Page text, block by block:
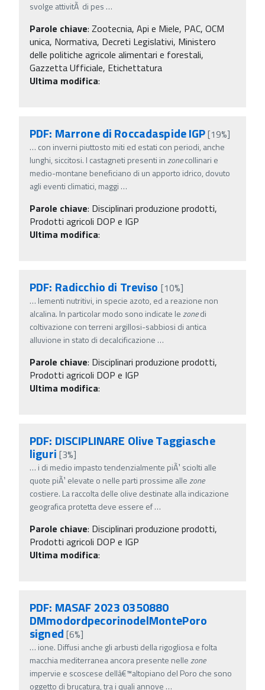
svolge attivitÃ di pes …
Parole chiave: Zootecnia, Api e Miele, PAC, OCM
unica, Normativa, Decreti Legislativi, Ministero
delle politiche agricole alimentari e forestali,
Gazzetta Ufficiale, Etichettatura
Ultima modifica:
PDF: Marrone di Roccadaspide IGP[19%]
… con inverni piuttosto miti ed estati con periodi, anche
lunghi, siccitosi. I castagneti presenti inzonecollinari e
medio-montane beneficiano di un apporto idrico, dovuto
agli eventi climatici, maggi …
Parole chiave: Disciplinari produzione prodotti,
Prodotti agricoli DOP e IGP
Ultima modifica:
PDF: Radicchio di Treviso [10%]
… lementi nutritivi, in specie azoto, ed a reazione non
alcalina. In particolar modo sono indicate lezonedi
coltivazione con terreni argillosi-sabbiosi di antica
alluvione in stato di decalcificazione …
Parole chiave: Disciplinari produzione prodotti,
Prodotti agricoli DOP e IGP
Ultima modifica:
PDF: DISCIPLINARE Olive Taggiasche
liguri [3%]
… i di medio impasto tendenzialmente piÃ¹ sciolti alle
quote piÃ¹ elevate o nelle parti prossime allezone
costiere. La raccolta delle olive destinate alla indicazione
geografica protetta deve essere ef…
Parole chiave: Disciplinari produzione prodotti,
Prodotti agricoli DOP e IGP
Ultima modifica:
PDF: MASAF 2023 0350880
DMmodordpecorinodelMontePoro
signed [6%]
… ione. Diffusi anche gli arbusti della rigogliosa e folta
macchia mediterranea ancora presente nellezone
impervie e scoscese dellâ€™altopiano del Poro che sono
oggetto di brucatura, tra i quali annove …